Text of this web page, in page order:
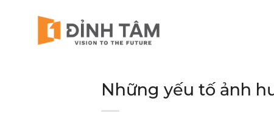
Những yếu tố ảnh